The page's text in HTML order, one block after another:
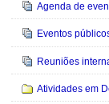
Agenda de
Eventos
Reuniões
Atividades em